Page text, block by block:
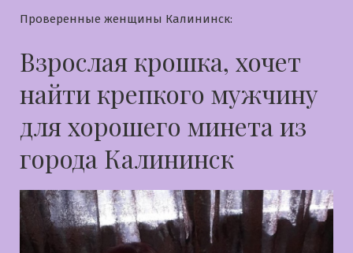
Проверенные женщины Калининск:
Взрослая крошка, хочет
найти крепкого мужчину
для хорошего минета из
города Калининск